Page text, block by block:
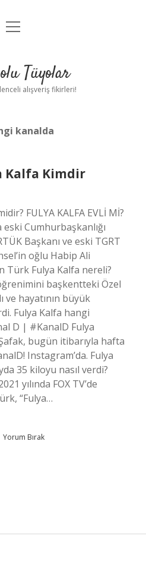
Uyarı
menüyü
Tüyolar
alışveriş fikirleri!
kanalda
Kalfa Kimdir
FULYA KALFA EVLİ Mİ?
eski Cumhurbaşkanlığı
Başkanı ve eski TGRT
oğlu Habip Ali
Türk Fulya Kalfa nereli?
başkentteki Özel
ve hayatının büyük
Fulya Kalfa hangi
D | #KanalD Fulya
bugün itibarıyla hafta
Instagram’da. Fulya
35 kiloyu nasıl verdi?
yılında FOX TV’de
“Fulya…
Yorum Bırak